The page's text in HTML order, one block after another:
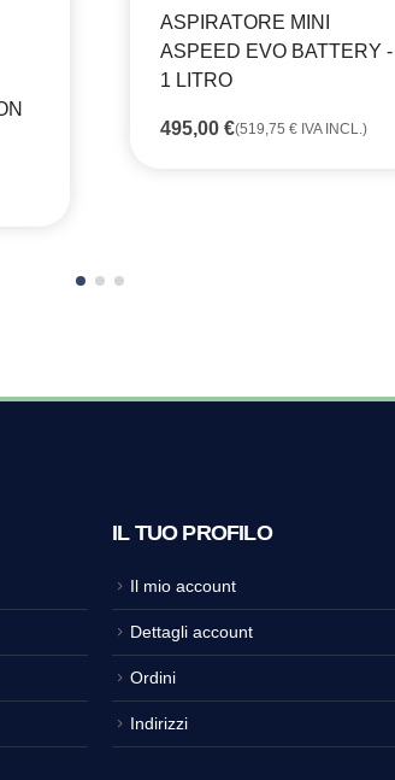
ASPIRATORE MINI
ASPEED EVO BATTERY -
1 LITRO
495,00 €(519,75 € IVA INCL.)
IL TUO PROFILO
Il mio account
Dettagli account
Ordini
Indirizzi